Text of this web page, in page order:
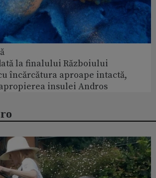
la finalului Războiului
încărcătura aproape intactă,
insulei Andros